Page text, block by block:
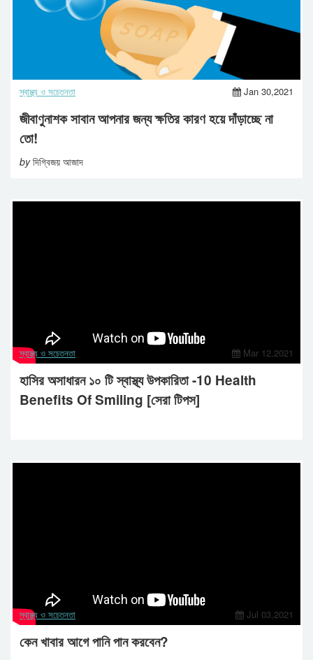
স্বাস্থ্য ও সচেতনতা Jan 30,2021
জীবাণুনাশক সাবান আপনার জন্য ক্ষতির কারণ হয়ে দাঁড়াচ্ছে না
তো!
byদিগ্বিজয় আজাদ
স্বাস্থ্য ও সচেতনতা Mar 12,2021
হাসির অসাধারন ১০ টি স্বাস্থ্য উপকারিতা -10 Health
Benefits Of Smiling [সেরা টিপস]
স্বাস্থ্য ও সচেতনতা Jul 03,2021
কেন খাবার আগে পানি পান করবেন?